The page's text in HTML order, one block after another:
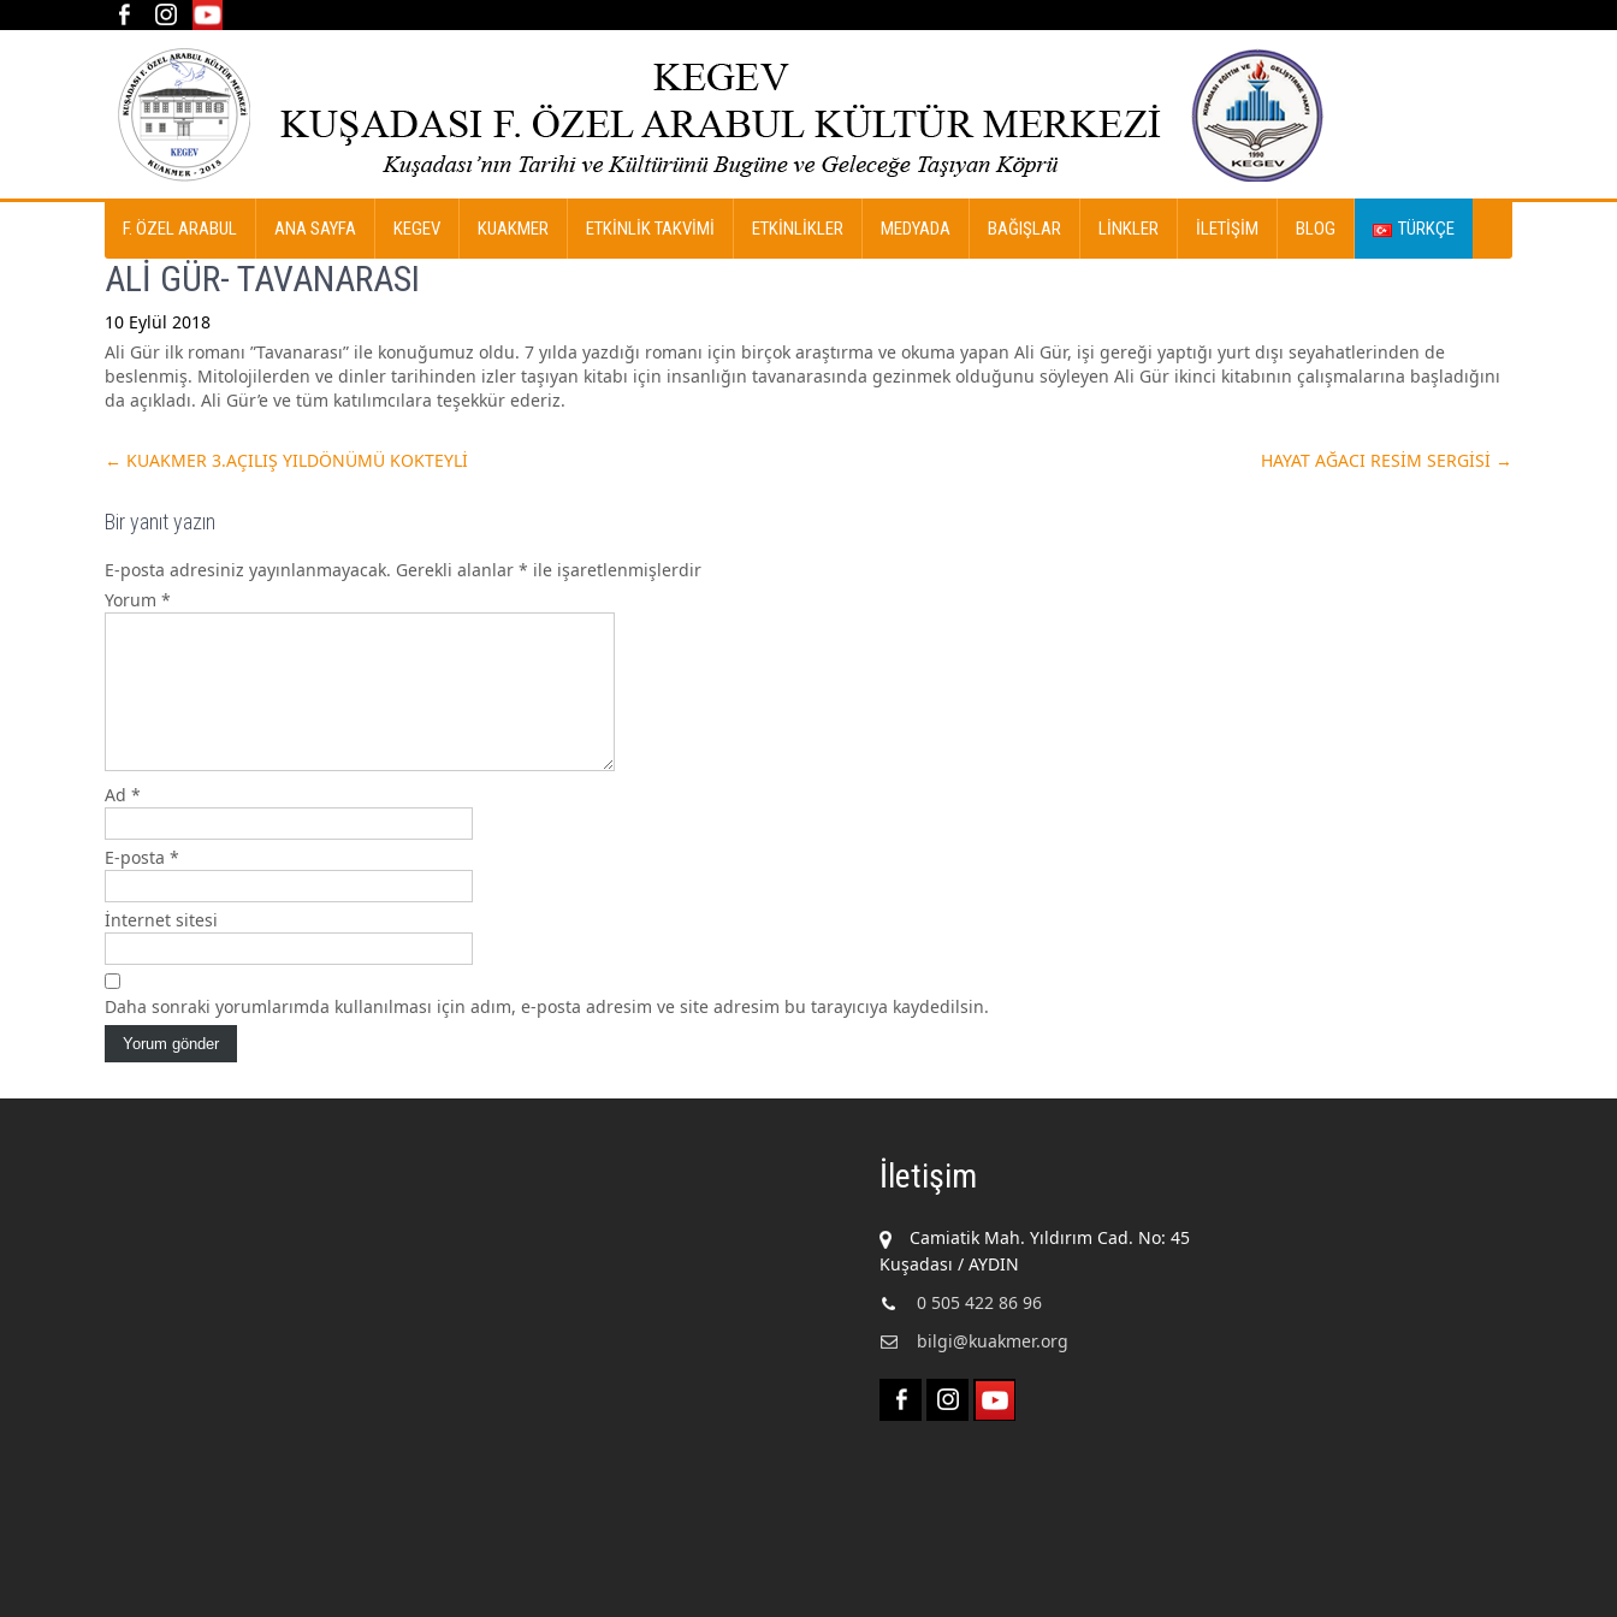
F. ÖZEL ARABUL ANA SAYFA KEGEV KUAKMER ETKİNLİK TAKVİMİ ETKİNLİKLER MEDYADA BAĞIŞLAR LINKLER İLETIŞIM BLOG TÜRKÇE
ALİ GÜR- TAVANARASI
10 Eylül 2018
Ali Gür ilk romanı ”Tavanarası” ile konuğumuz oldu. 7 yılda yazdığı romanı için birçok araştırma ve okuma yapan Ali Gür, işi gereği yaptığı yurt dışı seyahatlerinden de
beslenmiş. Mitolojilerden ve dinler tarihinden izler taşıyan kitabı için insanlığın tavanarasında gezinmek olduğunu söyleyen Ali Gür ikinci kitabının çalışmalarına başladığını
da açıkladı. Ali Gür’e ve tüm katılımcılara teşekkür ederiz.
Post
navigation
← KUAKMER 3.AÇILIŞ YILDÖNÜMÜ KOKTEYLİ HAYAT AĞACI RESİM SERGİSİ →
Bir yanıt yazın
E-posta adresiniz yayınlanmayacak. Gerekli alanlar * ile işaretlenmişlerdir
Yorum *
Ad *
E-posta *
İnternet sitesi
Daha sonraki yorumlarımda kullanılması için adım, e-posta adresim ve site adresim bu tarayıcıya kaydedilsin.
İletişim
Camiatik Mah. Yıldırım Cad. No: 45
Kuşadası / AYDIN
0 505 422 86 96
bilgi@kuakmer.org